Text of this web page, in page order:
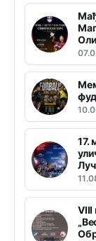
17.
VIII